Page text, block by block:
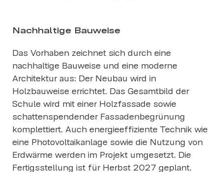
Nachhaltige Bauweise
Das Vorhaben zeichnet sich durch eine
nachhaltige Bauweise und eine moderne
Architektur aus: Der Neubau wird in
Holzbauweise errichtet. Das Gesamtbild der
Schule wird mit einer Holzfassade sowie
schattenspendender Fassadenbegrünung
komplettiert. Auch energieeffiziente Technik wie
eine Photovoltaikanlage sowie die Nutzung von
Erdwärme werden im Projekt umgesetzt. Die
Fertigsstellung ist für Herbst 2027 geplant.